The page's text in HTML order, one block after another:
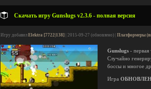
Скачать игру Gunslugs v2.3.6 - полная версия
Игру добавил Elektra [7722|138] | 2015-09-27 (обновлено) | Платформеры
Gunslugs - первая
Случайно
боссы и многое
Игра